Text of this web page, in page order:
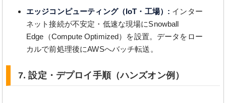
エッジコンピューティング（IoT・工場）: インター
ネット接続が不安定・低速な現場にSnowball
Edge（Compute Optimized）を設置。データをロー
カルで前処理後にAWSへバッチ転送。
7. 設定・デプロイ手順（ハンズオン例）